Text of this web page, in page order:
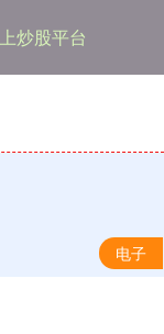
炒股平台
电子